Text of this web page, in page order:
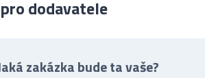
dodavatele
zakázka bude ta vaše?